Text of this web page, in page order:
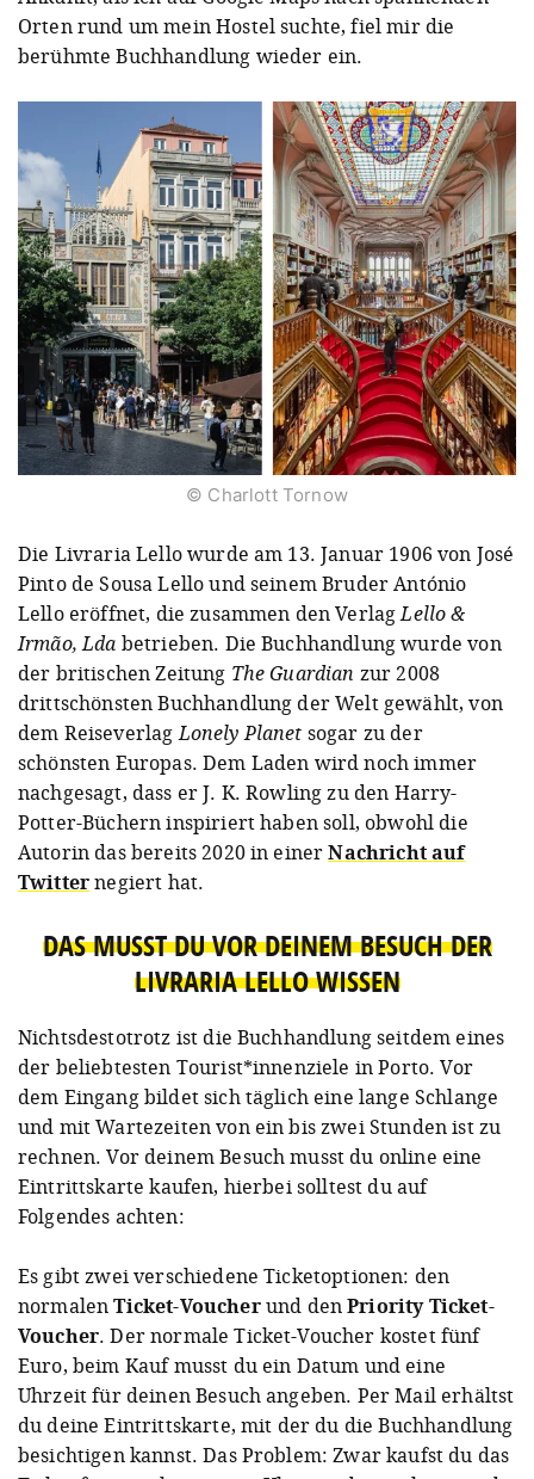
Orten rund um mein Hostel suchte, fiel mir die
berühmte Buchhandlung wieder ein.
© Charlott Tornow
Die Livraria Lello wurde am 13. Januar 1906 von José
Pinto de Sousa Lello und seinem Bruder António
Lello eröffnet, die zusammen den VerlagLello &
Irmão, Lda betrieben. Die Buchhandlung wurde von
der britischen Zeitung The Guardian zur 2008
drittschönsten Buchhandlung der Welt gewählt, von
dem ReiseverlagLonely Planet sogar zu der
schönsten Europas. Dem Laden wird noch immer
nachgesagt, dass er J. K. Rowling zu den Harry-
Potter-Büchern inspiriert haben soll, obwohl die
Autorin das bereits 2020 in einerNachricht auf
Twitternegiert hat.
DAS MUSST DU VOR DEINEM BESUCH DER
LIVRARIA LELLO WISSEN
Nichtsdestotrotz ist die Buchhandlung seitdem eines
der beliebtesten Tourist*innenziele in Porto. Vor
dem Eingang bildet sich täglich eine lange Schlange
und mit Wartezeiten von ein bis zwei Stunden ist zu
rechnen. Vor deinem Besuch musst du online eine
Eintrittskarte kaufen, hierbei solltest du auf
Folgendes achten:
Es gibt zwei verschiedene Ticketoptionen: den
normalenTicket-Voucherund denPriority Ticket-
Voucher. Der normale Ticket-Voucher kostet fünf
Euro, beim Kauf musst du ein Datum und eine
Uhrzeit für deinen Besuch angeben. Per Mail erhältst
du deine Eintrittskarte, mit der du die Buchhandlung
besichtigen kannst. Das Problem: Zwar kaufst du das